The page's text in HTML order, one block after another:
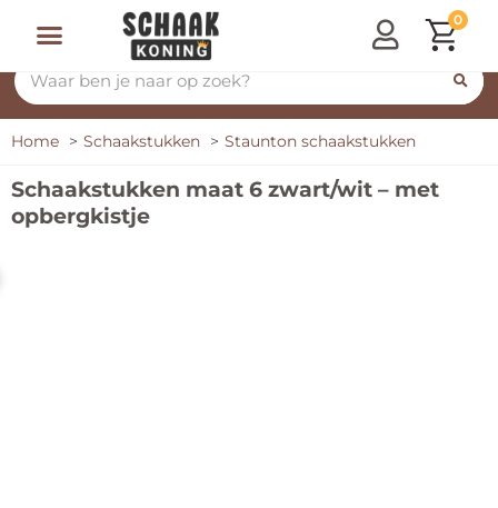
0
Home Schaakstukken Staunton schaakstukken
Schaakstukken maat 6 zwart/wit – met
opbergkistje